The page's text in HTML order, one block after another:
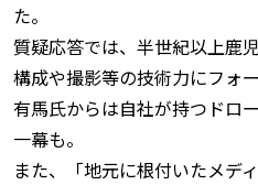
た。
質疑応答では、半世紀以上鹿
構成や撮影等の技術力にフォ
有馬氏からは自社が持つドロ
一幕も。
また、「地元に根付いたメデ